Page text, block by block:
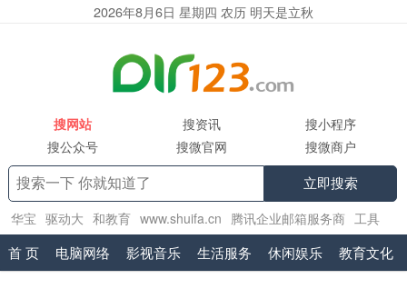
2026年8月6日 星期四 农历 明天是立秋
搜网站 搜资讯
搜小程序
搜公众号
搜微官网 搜微商户
立即搜索
华宝 驱动大 和教育 www.shuifa.cn 腾讯企业邮箱服务商 工具
精品小说网 .vr exmail.pro
首 页 电脑网络 影视音乐 生活服务 休闲娱乐 教育文化